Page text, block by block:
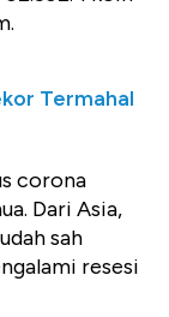
Termahal
corona
Dari Asia,
sah
resesi